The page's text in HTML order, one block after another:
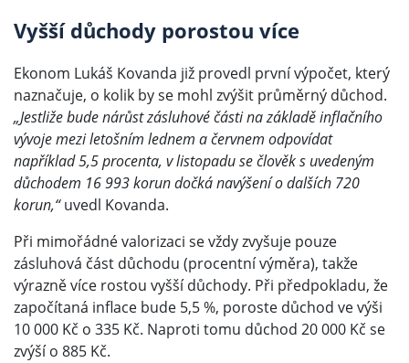
Vyšší důchody porostou více
Ekonom Lukáš Kovanda již provedl první výpočet, který
naznačuje, o kolik by se mohl zvýšit průměrný důchod.
„Jestliže bude nárůst zásluhové části na základě inflačního
vývoje mezi letošním lednem a červnem odpovídat
například 5,5 procenta, v listopadu se člověk s uvedeným
důchodem 16 993 korun dočká navýšení o dalších 720
korun,“uvedl Kovanda.
Při mimořádné valorizaci se vždy zvyšuje pouze
zásluhová část důchodu (procentní výměra), takže
výrazně více rostou vyšší důchody. Při předpokladu, že
započítaná inflace bude 5,5 %, poroste důchod ve výši
10 000 Kč o 335 Kč. Naproti tomu důchod 20 000 Kč se
zvýší o 885 Kč.